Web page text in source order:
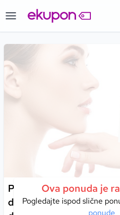
Ova ponuda je
Pogledajte ispod slične
ponude
Poklonite svojoj koži
dubinsku hidrataciju,